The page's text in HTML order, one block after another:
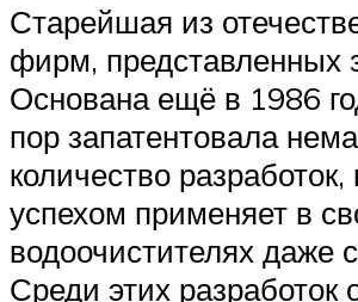
Старейшая из
фирм, представленных
Основана ещё в 1986
пор запатентовала
количество
успехом применяет в
водоочистителях даже
Среди этих разработок